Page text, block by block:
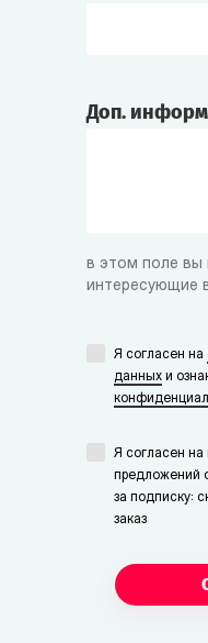
Доп.
в этом поле вы
интересующие
Я согласен на
данных и
Я согласен на
предложений
за подписку:
заказ